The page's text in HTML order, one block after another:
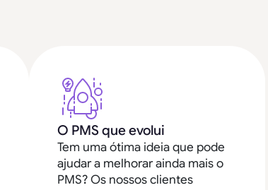
O PMS que evolui
Tem uma ótima ideia que pode
ajudar a melhorar ainda mais o
PMS? Os nossos clientes